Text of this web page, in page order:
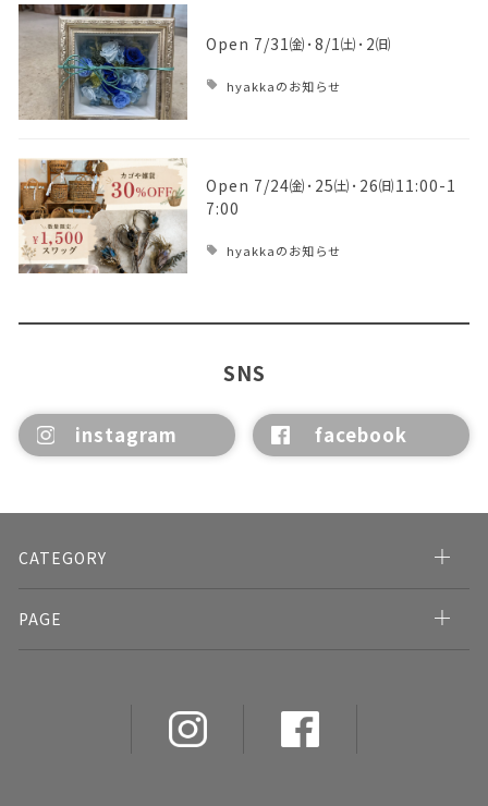
Open 7/31㈮･8/1㈯･2㈰
hyakkaのお知らせ
Open 7/24㈮･25㈯･26㈰11:00-1
7:00
hyakkaのお知らせ
SNS
instagram facebook
CATEGORY
PAGE